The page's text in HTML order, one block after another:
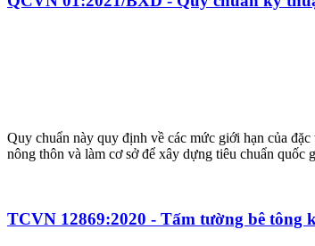
Quy chuẩn này quy định về các mức giới hạn của
nông thôn và làm cơ sở để xây dựng tiêu chuẩn
TCVN 12869:2020 - Tấm tường bê tông